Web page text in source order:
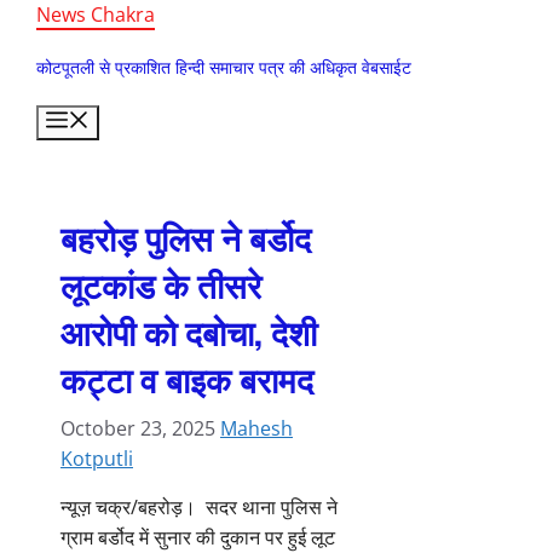
content
News Chakra
कोटपूतली से प्रकाशित हिन्दी समाचार पत्र की अधिकृत वेबसाईट
बहरोड़ पुलिस ने बर्डोद
लूटकांड के तीसरे
आरोपी को दबोचा, देशी
कट्टा व बाइक बरामद
October 23, 2025 Mahesh
Kotputli
न्यूज़ चक्र/बहरोड़। सदर थाना पुलिस ने
ग्राम बर्डोद में सुनार की दुकान पर हुई लूट